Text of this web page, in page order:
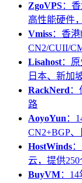
ZgoVPS：
高性能硬件
Vmiss：香
CN2/CUII/
Lisahost：
日本、新加
RackNerd
路
AoyoYun ：
CN2+BGP
HostWinds
云，提供
BuyVM：